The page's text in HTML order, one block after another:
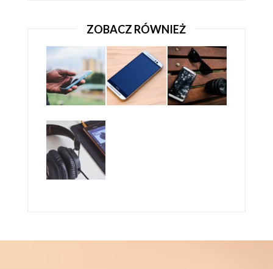
HTC DESIRE C – CZY TEN NIEDROGI SMARTFON
BĘDZIE DLA NAS DOBRY?
HTC
ZOBACZ RÓWNIEŻ